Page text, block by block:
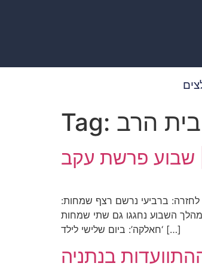
Tag: בית הרב
שבוע פרשת עקב
לחזרה: ברביעי נרשם רצף שמחות:
השבוע נחגגו גם שתי שמחות
‘חאלקה’: ביום שלישי לילד […]
בנתניה